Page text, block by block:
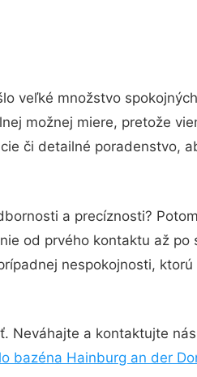
veľké množstvo
možnej miere, pretože
či detailné poradenstvo,
a precíznosti?
od prvého kontaktu až
nespokojnosti,
Neváhajte a kontaktujte
bazéna Hainburg an der